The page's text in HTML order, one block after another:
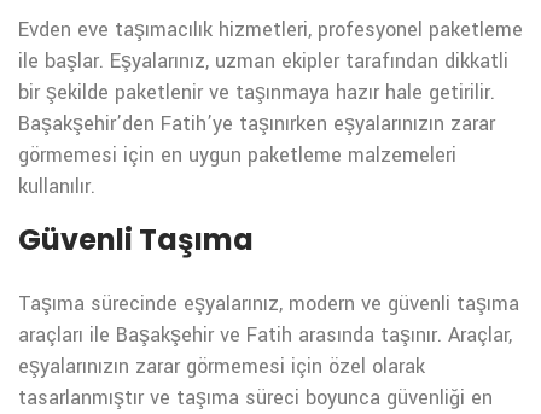
Evden eve taşımacılık hizmetleri, profesyonel paketleme
ile başlar. Eşyalarınız, uzman ekipler tarafından dikkatli
bir şekilde paketlenir ve taşınmaya hazır hale getirilir.
Başakşehir’den Fatih’ye taşınırken eşyalarınızın zarar
görmemesi için en uygun paketleme malzemeleri
kullanılır.
Güvenli Taşıma
Taşıma sürecinde eşyalarınız, modern ve güvenli taşıma
araçları ile Başakşehir ve Fatih arasında taşınır. Araçlar,
eşyalarınızın zarar görmemesi için özel olarak
tasarlanmıştır ve taşıma süreci boyunca güvenliği en